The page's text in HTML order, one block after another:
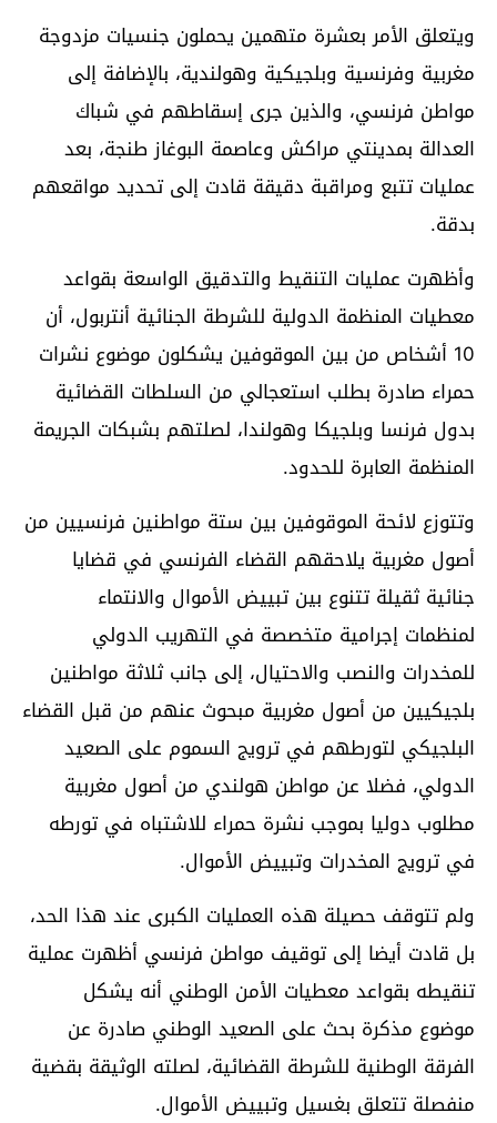
ويتعلق الأمر بعشرة متهمين يحملون جنسيات مزدوجة
مغربية وفرنسية وبلجيكية وهولندية، بالإضافة إلى
مواطن فرنسي، والذين جرى إسقاطهم في شباك
العدالة بمدينتي مراكش وعاصمة البوغاز طنجة، بعد
عمليات تتبع ومراقبة دقيقة قادت إلى تحديد مواقعهم
بدقة.
وأظهرت عمليات التنقيط والتدقيق الواسعة بقواعد
معطيات المنظمة الدولية للشرطة الجنائية أنتربول، أن
10 أشخاص من بين الموقوفين يشكلون موضوع نشرات
حمراء صادرة بطلب استعجالي من السلطات القضائية
بدول فرنسا وبلجيكا وهولندا، لصلتهم بشبكات الجريمة
المنظمة العابرة للحدود.
وتتوزع لائحة الموقوفين بين ستة مواطنين فرنسيين من
أصول مغربية يلاحقهم القضاء الفرنسي في قضايا
جنائية ثقيلة تتنوع بين تبييض الأموال والانتماء
لمنظمات إجرامية متخصصة في التهريب الدولي
للمخدرات والنصب والاحتيال، إلى جانب ثلاثة مواطنين
بلجيكيين من أصول مغربية مبحوث عنهم من قبل القضاء
البلجيكي لتورطهم في ترويج السموم على الصعيد
الدولي، فضلا عن مواطن هولندي من أصول مغربية
مطلوب دوليا بموجب نشرة حمراء للاشتباه في تورطه
في ترويج المخدرات وتبييض الأموال.
ولم تتوقف حصيلة هذه العمليات الكبرى عند هذا الحد،
بل قادت أيضا إلى توقيف مواطن فرنسي أظهرت عملية
تنقيطه بقواعد معطيات الأمن الوطني أنه يشكل
موضوع مذكرة بحث على الصعيد الوطني صادرة عن
الفرقة الوطنية للشرطة القضائية، لصلته الوثيقة بقضية
منفصلة تتعلق بغسيل وتبييض الأموال.